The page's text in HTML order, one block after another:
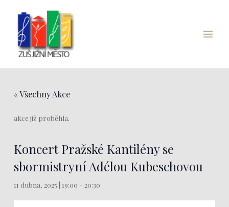
Menu
« Všechny Akce
akce již proběhla.
Koncert Pražské Kantilény se
sbormistryní Adélou Kubeschovou
11 dubna, 2025 | 19:00 -20:30